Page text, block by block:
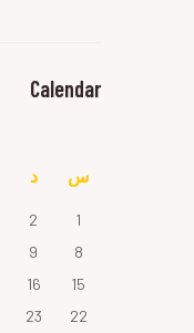
Calendar
س د
1
2
8
9
15
16
22
23